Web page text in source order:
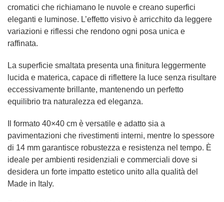
cromatici che richiamano le nuvole e creano superfici
eleganti e luminose. L’effetto visivo è arricchito da leggere
variazioni e riflessi che rendono ogni posa unica e
raffinata.
La superficie smaltata presenta una finitura leggermente
lucida e materica, capace di riflettere la luce senza risultare
eccessivamente brillante, mantenendo un perfetto
equilibrio tra naturalezza ed eleganza.
Il formato 40×40 cm è versatile e adatto sia a
pavimentazioni che rivestimenti interni, mentre lo spessore
di 14 mm garantisce robustezza e resistenza nel tempo. È
ideale per ambienti residenziali e commerciali dove si
desidera un forte impatto estetico unito alla qualità del
Made in Italy.